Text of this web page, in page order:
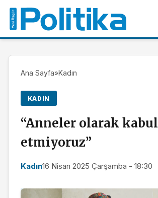
Ana Sayfa»Kadın
KADIN
“Anneler olarak kabul
etmiyoruz”
Kadın16 Nisan 2025 Çarşamba - 18:30